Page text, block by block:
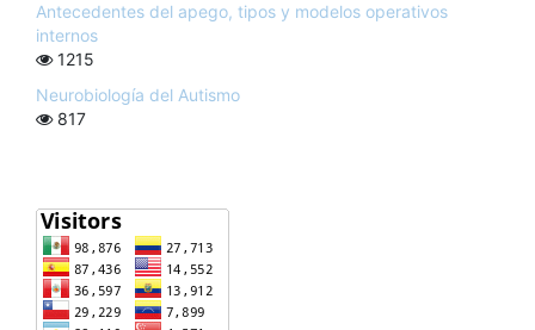
Antecedentes del apego, tipos y modelos operativos
internos
1215
Neurobiología del Autismo
817